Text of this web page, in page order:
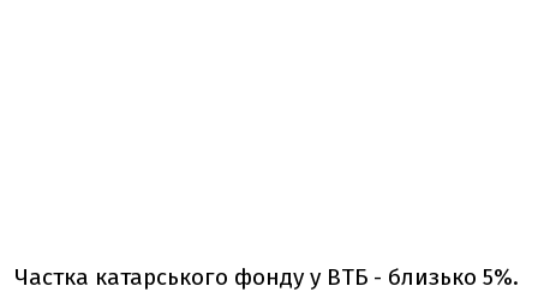
Частка катарського фонду у ВТБ - близько 5%.